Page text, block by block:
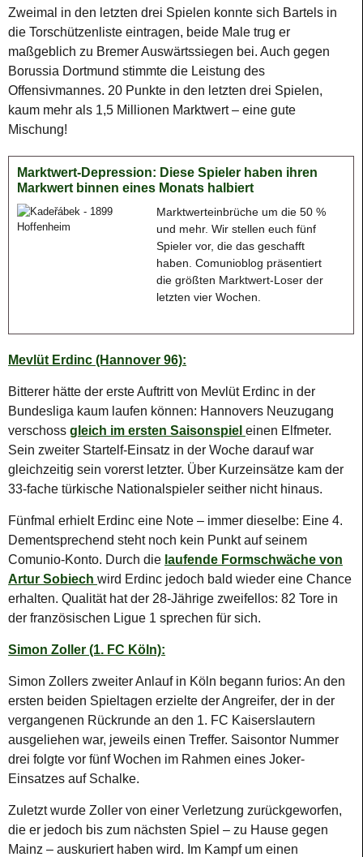
Zweimal in den letzten drei Spielen konnte sich Bartels in
die Torschützenliste eintragen, beide Male trug er
maßgeblich zu Bremer Auswärtssiegen bei. Auch gegen
Borussia Dortmund stimmte die Leistung des
Offensivmannes. 20 Punkte in den letzten drei Spielen,
kaum mehr als 1,5 Millionen Marktwert – eine gute
Mischung!
Marktwert-Depression: Diese Spieler haben ihren
Markwert binnen eines Monats halbiert
Marktwerteinbrüche um die 50 %
und mehr. Wir stellen euch fünf
Spieler vor, die das geschafft
haben. Comunioblog präsentiert
die größten Marktwert-Loser der
letzten vier Wochen.
Mevlüt Erdinc (Hannover 96):
Bitterer hätte der erste Auftritt von Mevlüt Erdinc in der
Bundesliga kaum laufen können: Hannovers Neuzugang
verschoss gleich im ersten Saisonspiel einen Elfmeter.
Sein zweiter Startelf-Einsatz in der Woche darauf war
gleichzeitig sein vorerst letzter. Über Kurzeinsätze kam der
33-fache türkische Nationalspieler seither nicht hinaus.
Fünfmal erhielt Erdinc eine Note – immer dieselbe: Eine 4.
Dementsprechend steht noch kein Punkt auf seinem
Comunio-Konto. Durch die laufende Formschwäche von
Artur Sobiech wird Erdinc jedoch bald wieder eine Chance
erhalten. Qualität hat der 28-Jährige zweifellos: 82 Tore in
der französischen Ligue 1 sprechen für sich.
Simon Zoller (1. FC Köln):
Simon Zollers zweiter Anlauf in Köln begann furios: An den
ersten beiden Spieltagen erzielte der Angreifer, der in der
vergangenen Rückrunde an den 1. FC Kaiserslautern
ausgeliehen war, jeweils einen Treffer. Saisontor Nummer
drei folgte vor fünf Wochen im Rahmen eines Joker-
Einsatzes auf Schalke.
Zuletzt wurde Zoller von einer Verletzung zurückgeworfen,
die er jedoch bis zum nächsten Spiel – zu Hause gegen
Mainz – auskuriert haben wird. Im Kampf um einen